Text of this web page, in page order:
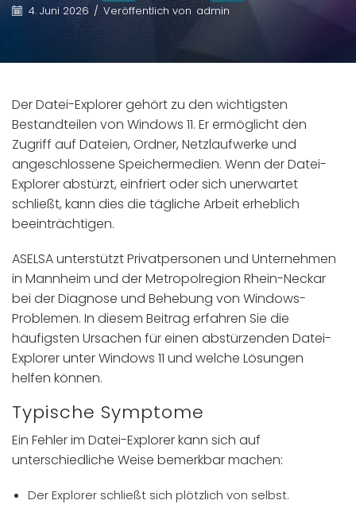
4. Juni 2026 / Veröffentlich von admin
Der Datei-Explorer gehört zu den wichtigsten
Bestandteilen von Windows 11. Er ermöglicht den
Zugriff auf Dateien, Ordner, Netzlaufwerke und
angeschlossene Speichermedien. Wenn der Datei-
Explorer abstürzt, einfriert oder sich unerwartet
schließt, kann dies die tägliche Arbeit erheblich
beeinträchtigen.
ASELSA unterstützt Privatpersonen und Unternehmen
in Mannheim und der Metropolregion Rhein-Neckar
bei der Diagnose und Behebung von Windows-
Problemen. In diesem Beitrag erfahren Sie die
häufigsten Ursachen für einen abstürzenden Datei-
Explorer unter Windows 11 und welche Lösungen
helfen können.
Typische Symptome
Ein Fehler im Datei-Explorer kann sich auf
unterschiedliche Weise bemerkbar machen:
Der Explorer schließt sich plötzlich von selbst.